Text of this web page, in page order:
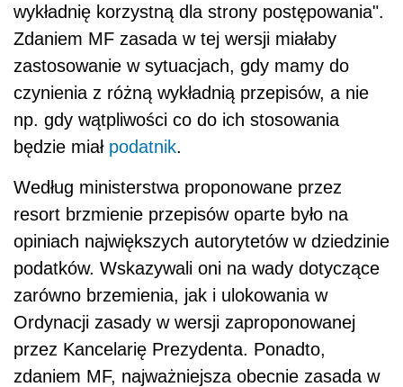
wykładnię korzystną dla strony postępowania".
Zdaniem MF zasada w tej wersji miałaby
zastosowanie w sytuacjach, gdy mamy do
czynienia z różną wykładnią przepisów, a nie
np. gdy wątpliwości co do ich stosowania
będzie miał podatnik.
Według ministerstwa proponowane przez
resort brzmienie przepisów oparte było na
opiniach największych autorytetów w dziedzinie
podatków. Wskazywali oni na wady dotyczące
zarówno brzemienia, jak i ulokowania w
Ordynacji zasady w wersji zaproponowanej
przez Kancelarię Prezydenta. Ponadto,
zdaniem MF, najważniejsza obecnie zasada w